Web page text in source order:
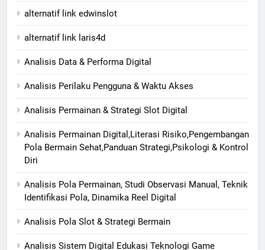
alternatif link edwinslot
alternatif link laris4d
Analisis Data & Performa Digital
Analisis Perilaku Pengguna & Waktu Akses
Analisis Permainan & Strategi Slot Digital
Analisis Permainan Digital,Literasi Risiko,Pengembangan
Pola Bermain Sehat,Panduan Strategi,Psikologi & Kontrol
Diri
Analisis Pola Permainan, Studi Observasi Manual, Teknik
Identifikasi Pola, Dinamika Reel Digital
Analisis Pola Slot & Strategi Bermain
Analisis Sistem Digital Edukasi Teknologi Game